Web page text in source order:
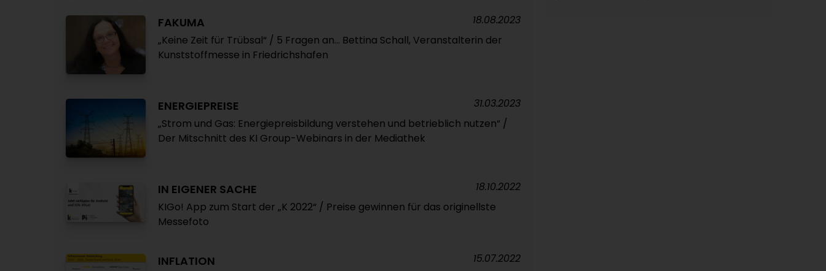
FAKUMA
„Keine Zeit für Trübsal“ / 5 Fragen an... Bettina Schall, Veranstalterin der
Kunststoffmesse in Friedrichshafen
18.08.2023
ENERGIEPREISE
„Strom und Gas: Energiepreisbildung verstehen und betrieblich nutzen“ /
Der Mitschnitt des KI Group-Webinars in der Mediathek
31.03.2023
IN EIGENER SACHE
KIGo! App zum Start der „K 2022“ / Preise gewinnen für das originellste
Messefoto
18.10.2022
INFLATION 15.07.2022